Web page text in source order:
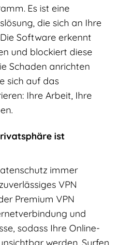
Es ist eine
die sich an Ihre
Software erkennt
und blockiert diese
Schaden anrichten
sich auf das
Ihre Arbeit, Ihre
ist
immer
VPN
Premium VPN
und
sodass Ihre Online-
werden. Surfen